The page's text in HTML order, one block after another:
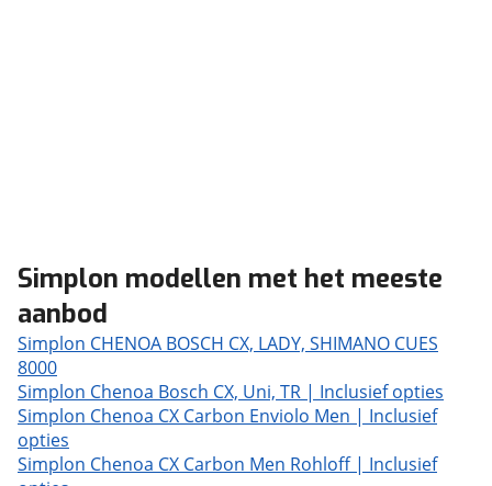
Simplon modellen met het meeste
aanbod
Simplon CHENOA BOSCH CX, LADY, SHIMANO CUES
8000
Simplon Chenoa Bosch CX, Uni, TR | Inclusief opties
Simplon Chenoa CX Carbon Enviolo Men | Inclusief
opties
Simplon Chenoa CX Carbon Men Rohloff | Inclusief